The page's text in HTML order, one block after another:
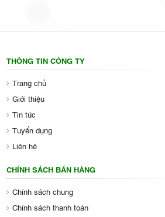
THÔNG TIN CÔNG TY
Trang chủ
Giới thiệu
Tin tức
Tuyển dụng
Liên hệ
CHÍNH SÁCH BÁN HÀNG
Chính sách chung
Chính sách thanh toán